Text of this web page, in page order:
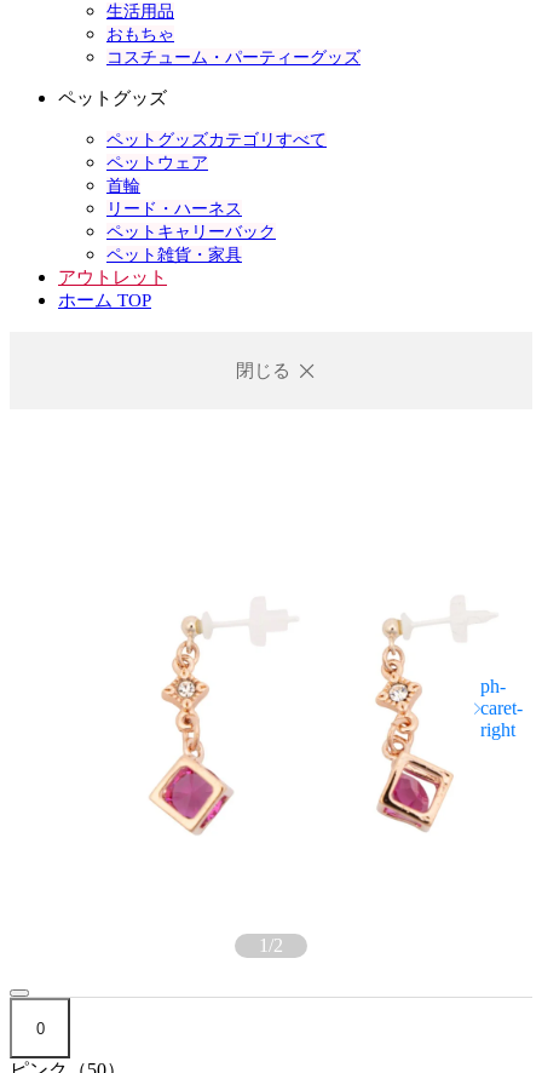
生活用品
おもちゃ
コスチューム・パーティーグッズ
ペットグッズ
ペットグッズカテゴリすべて
ペットウェア
首輪
リード・ハーネス
ペットキャリーバック
ペット雑貨・家具
アウトレット
ホーム TOP
閉じる
1/2
0